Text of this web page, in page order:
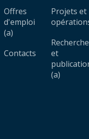
Offres
d'emploi
(a)
Contacts
Projets et
Recherche
et
(a)